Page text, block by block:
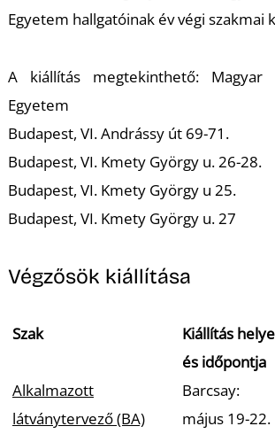
Egyetem hallgatóinak év végi szakmai
A kiállítás megtekinthető: Magyar
Egyetem
Budapest, VI. Andrássy út 69-71.
Budapest, VI. Kmety György u. 26-28.
Budapest, VI. Kmety György u 25.
Budapest, VI. Kmety György u. 27
Végzősök kiállítása
Szak
Kiállítás helye
és időpontja
Alkalmazott
látványtervező (BA)
Barcsay:
május 19-22.